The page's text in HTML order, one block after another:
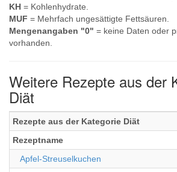
KH = Kohlenhydrate.
MUF = Mehrfach ungesättigte Fettsäuren.
Mengenangaben "0" = keine Daten oder
vorhanden.
Weitere Rezepte aus der
Diät
Rezepte aus der Kategorie Diät
Rezeptname
Apfel-Streuselkuchen